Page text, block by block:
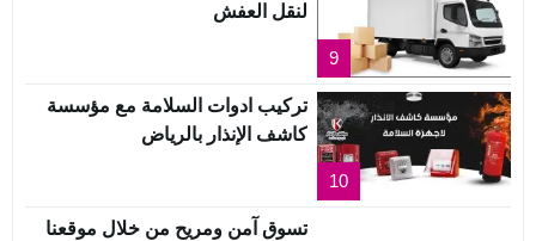
9
لنقل العفش
10
تركيب ادوات السلامة مع مؤسسة
كاشف الإنذار بالرياض
تسوق آمن ومريح من خلال موقعنا